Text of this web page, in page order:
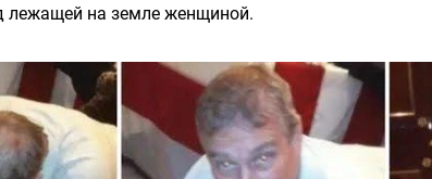
лежащей на земле женщиной.